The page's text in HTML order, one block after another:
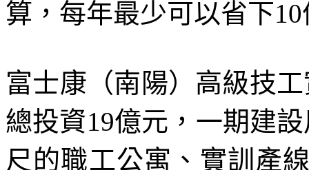
算，每年最少可以省下
富士康（南陽）高級技
總投資19億元，一期建
尺的職工公寓、實訓產